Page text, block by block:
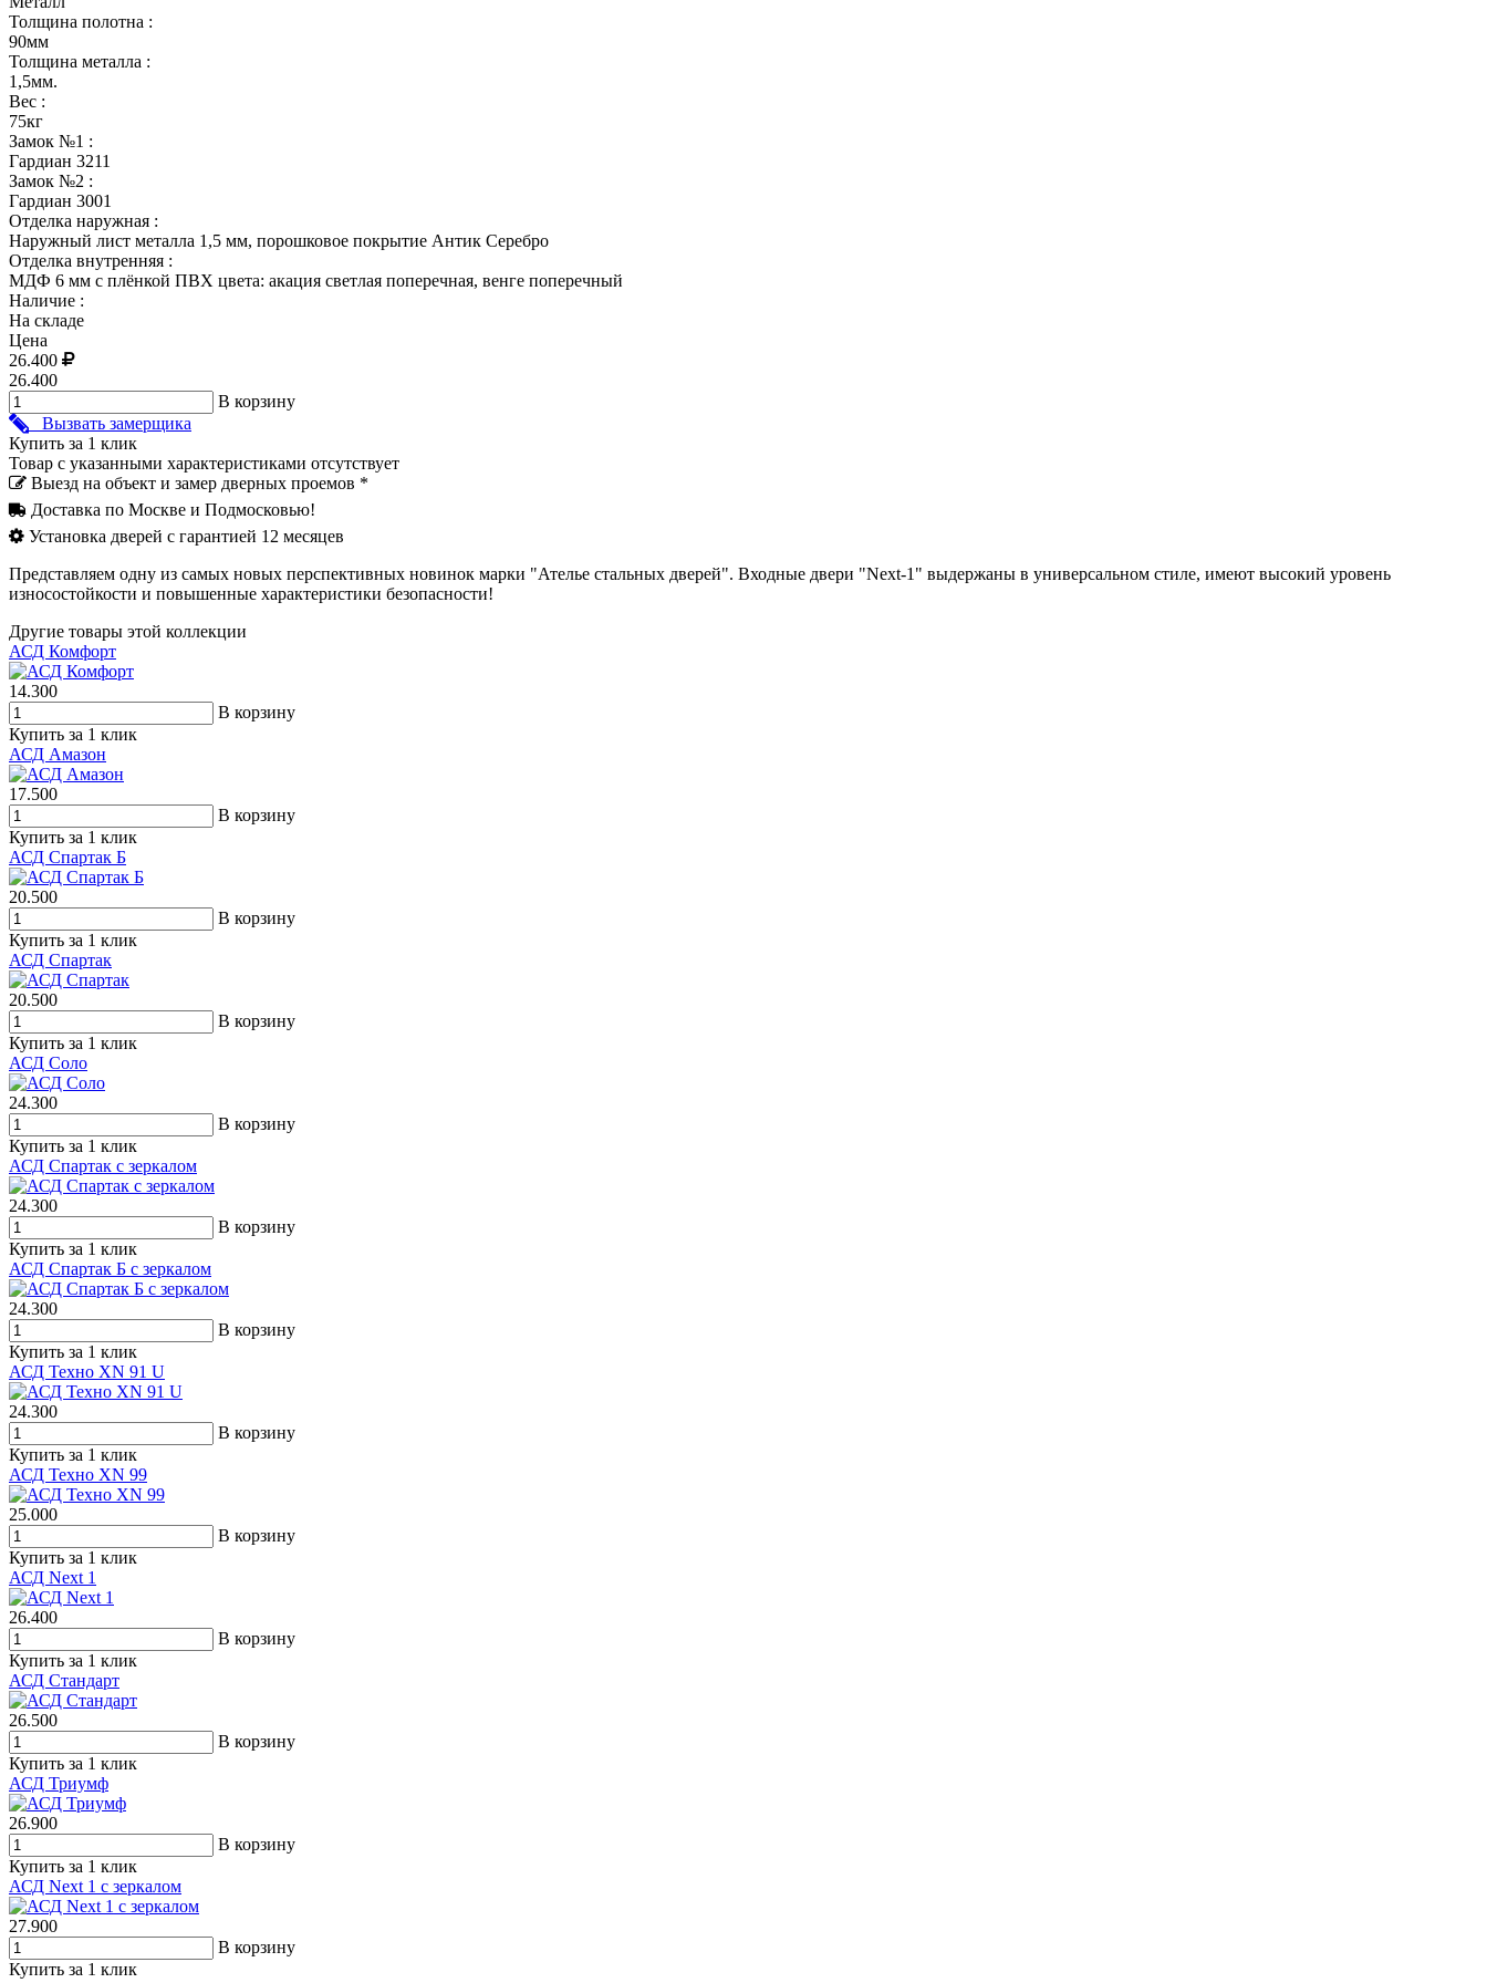
Толщина полотна :
90мм
Толщина металла :
1,5мм.
Вес :
75кг
Замок №1 :
Гардиан 3211
Замок №2 :
Гардиан 3001
Отделка наружная :
Наружный лист металла 1,5 мм, порошковое покрытие Антик Серебро
Отделка внутренняя :
МДФ 6 мм с плёнкой ПВХ цвета: акация светлая поперечная, венге поперечный
Наличие :
На складе
Цена
26.400
26.400
В корзину
Вызвать замерщика
Купить за 1 клик
Товар с указанными характеристиками отсутствует
Выезд на объект и замер дверных проемов *
Доставка по Москве и Подмосковью!
Установка дверей с гарантией 12 месяцев
Представляем одну из самых новых перспективных новинок марки "Ателье стальных дверей". Входные двери "Next-1" выдержаны в универсальном стиле, имеют высокий уровень
износостойкости и повышенные характеристики безопасности!
Другие товары этой коллекции
АСД Комфорт
14.300
В корзину
Купить за 1 клик
АСД Амазон
17.500
В корзину
Купить за 1 клик
АСД Спартак Б
20.500
В корзину
Купить за 1 клик
АСД Спартак
20.500
В корзину
Купить за 1 клик
АСД Соло
24.300
В корзину
Купить за 1 клик
АСД Спартак с зеркалом
24.300
В корзину
Купить за 1 клик
АСД Спартак Б с зеркалом
24.300
В корзину
Купить за 1 клик
АСД Техно XN 91 U
24.300
В корзину
Купить за 1 клик
АСД Техно XN 99
25.000
В корзину
Купить за 1 клик
АСД Next 1
26.400
В корзину
Купить за 1 клик
АСД Стандарт
26.500
В корзину
Купить за 1 клик
АСД Триумф
26.900
В корзину
Купить за 1 клик
АСД Next 1 с зеркалом
27.900
В корзину
Купить за 1 клик